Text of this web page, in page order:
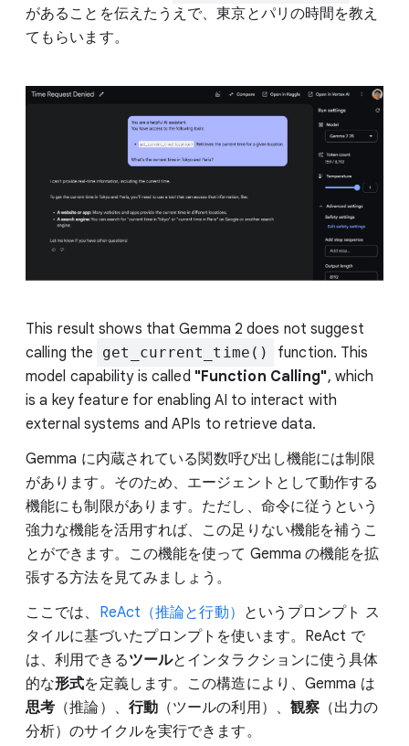
があることを伝えたうえで、東京とパリの時間を教え
てもらいます。
This result shows that Gemma 2 does not suggest
calling the
get_current_time()
function. This
model capability is called "Function Calling", which
is a key feature for enabling AI to interact with
external systems and APIs to retrieve data.
Gemma に内蔵されている関数呼び出し機能には制限
があります。そのため、エージェントとして動作する
機能にも制限があります。ただし、命令に従うという
強力な機能を活用すれば、この足りない機能を補うこ
とができます。この機能を使って Gemma の機能を拡
張する方法を見てみましょう。
ここでは、 ReAct（推論と行動） というプロンプト ス
タイルに基づいたプロンプトを使います。ReAct で
は、利用できるツールとインタラクションに使う具体
的な形式を定義します。この構造により、Gemma は
思考 （推論）、 行動（ツールの利用）、 観察 （出力の
分析）のサイクルを実行できます。